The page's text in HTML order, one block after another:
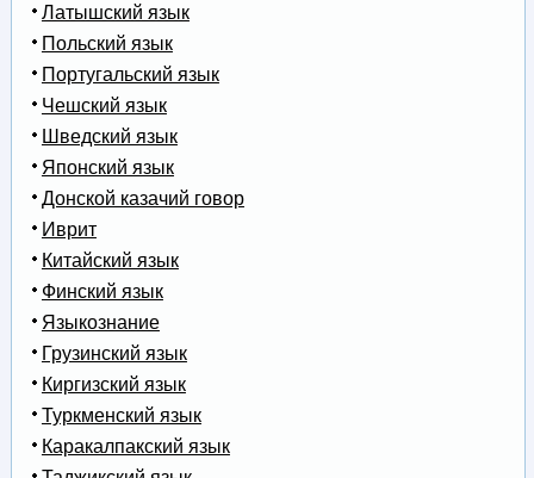
Латышский язык
Польский язык
Португальский язык
Чешский язык
Шведский язык
Японский язык
Донской казачий говор
Иврит
Китайский язык
Финский язык
Языкознание
Грузинский язык
Киргизский язык
Туркменский язык
Каракалпакский язык